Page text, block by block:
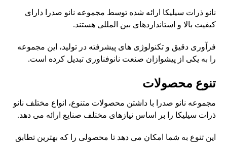
نانو ذرات سیلیکا ارائه شده توسط مجموعه نانو صدرا دارای
کیفیت بالا و استانداردهای بین المللی هستند.
فرآوری دقیق و تکنولوژی های پیشرفته در تولید، این مجموعه
را به یکی از پیشوازان صنعت نانوفناوری تبدیل کرده است.
تنوع محصولات
مجموعه نانو صدرا با داشتن محصولات متنوع، انواع مختلف نانو
ذرات سیلیکا را بر اساس نیازهای مختلف صنایع ارائه می دهد.
این تنوع به شما امکان می دهد تا محصولی را که بهترین تطابق